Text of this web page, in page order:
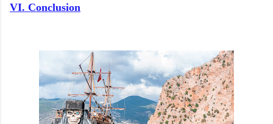
VI. Conclusion